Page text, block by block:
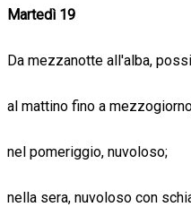
Martedì 19
Da mezzanotte all'alba,
al mattino fino a
nel pomeriggio, nuvoloso;
nella sera, nuvoloso con